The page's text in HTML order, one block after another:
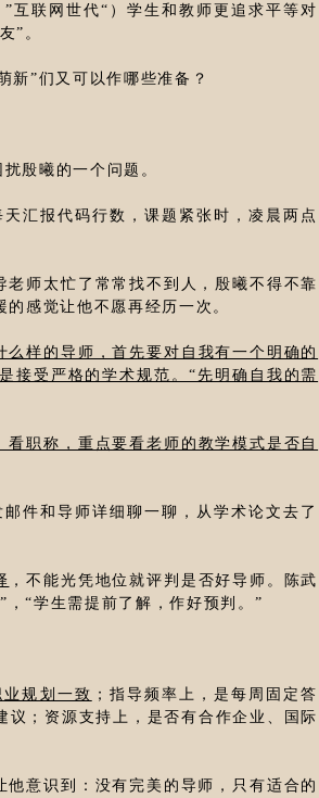
互联网世代“）学生和教师更追求平等对
”。
新”们又可以作哪些准备？
殷曦的一个问题。
汇报代码行数，课题紧张时，凌晨两点
师太忙了常常找不到人，殷曦不得不靠
感觉让他不愿再经历一次。
么样的导师，首先要对自我有一个明确的
接受严格的学术规范。“先明确自我的需
职称，重点要看老师的教学模式是否自
件和导师详细聊一聊，从学术论文去了
，不能光凭地位就评判是否好导师。陈武
“学生需提前了解，作好预判。”
规划一致 ；指导频率上，是每周固定答
议；资源支持上，是否有合作企业、国际
意识到：没有完美的导师，只有适合的